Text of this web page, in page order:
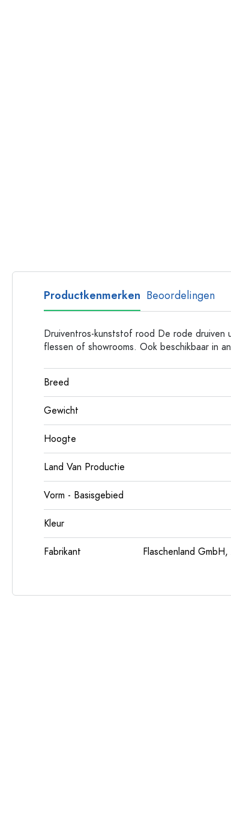
Glazen flessen
Flessen met lange
Polygonale flessen
Flessen per
Plastic flessen
Productkenmerken Beoordelingen
Druiventros-kunststof rood De rode
flessen of showrooms. Ook beschikbaar in
Breed
Gewicht
Hoogte
Land Van Productie
Vorm - Basisgebied
Kleur
Fabrikant
Flaschenland